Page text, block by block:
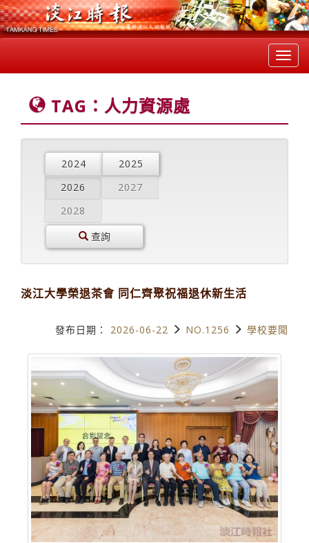
TAG：人力資源處
2024
2025
2026
2027
2028
查詢
淡江大學榮退茶會 同仁齊聚祝福退休新生活
發布日期： 2026-06-22 NO.1256 學校要聞